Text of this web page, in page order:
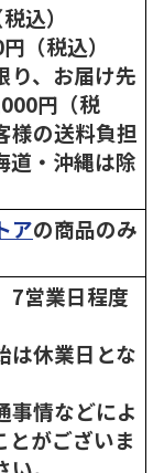
込）
（税込）
り、お届け先
円（税
様の送料負担
道・沖縄は除
アの商品のみ
7営業日程度
は休業日とな
情などによ
とがございま